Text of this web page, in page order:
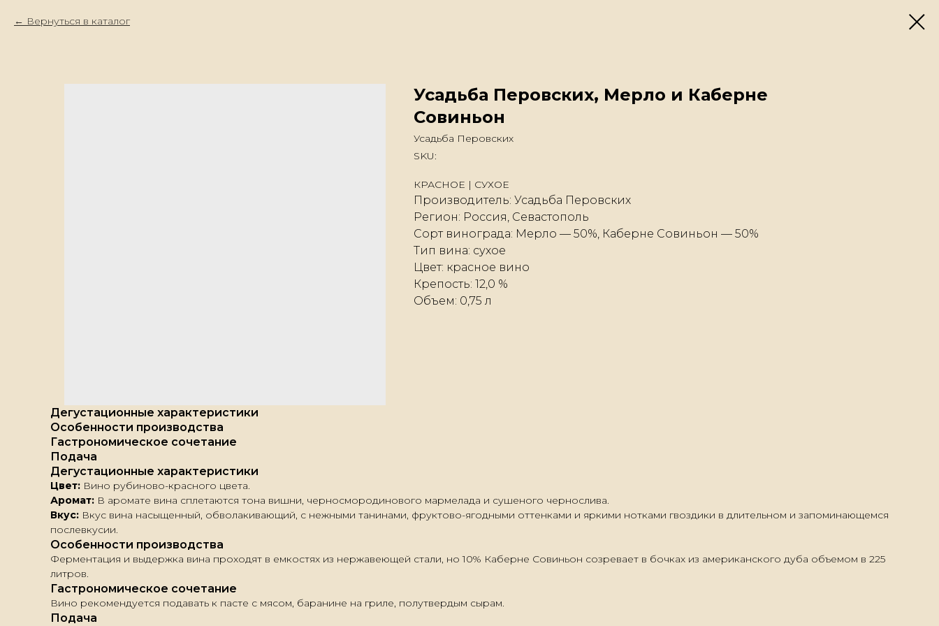
Вернуться в каталог
Усадьба Перовских, Мерло и Каберне
Совиньон
Усадьба Перовских
SKU:
КРАСНОЕ | СУХОЕ
Производитель: Усадьба Перовских
Регион: Россия, Севастополь
Сорт винограда: Мерло — 50%, Каберне Совиньон — 50%
Тип вина: сухое
Цвет: красное вино
Крепость: 12,0 %
Объем: 0,75 л
Дегустационные характеристики
Особенности производства
Гастрономическое сочетание
Подача
Дегустационные характеристики
Цвет: Вино рубиново-красного цвета.
Аромат: В аромате вина сплетаются тона вишни, черносмородинового мармелада и сушеного чернослива.
Вкус: Вкус вина насыщенный, обволакивающий, с нежными танинами, фруктово-ягодными оттенками и яркими нотками гвоздики в длительном и запоминающемся
послевкусии.
Особенности производства
Ферментация и выдержка вина проходят в емкостях из нержавеющей стали, но 10% Каберне Совиньон созревает в бочках из американского дуба объемом в 225
литров.
Гастрономическое сочетание
Вино рекомендуется подавать к пасте с мясом, баранине на гриле, полутвердым сырам.
Подача